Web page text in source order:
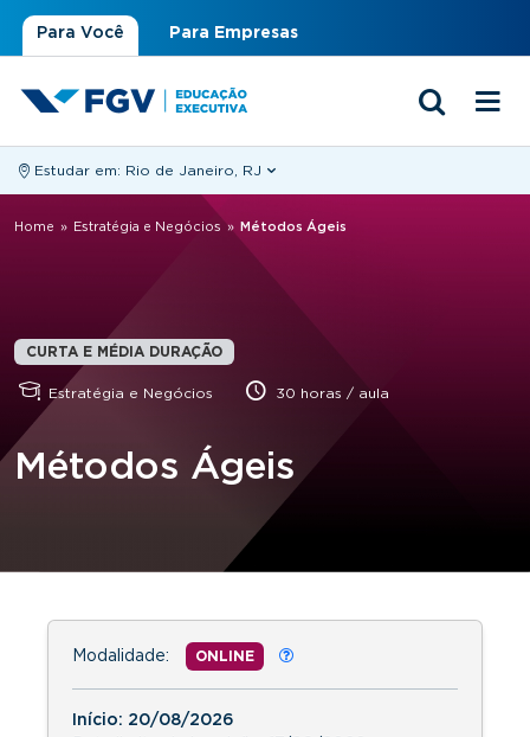
Para Você Para Empresas
Estudar em: Rio de Janeiro, RJ
Você está aqui
Home » Estratégia e Negócios » Métodos Ágeis
CURTA E MÉDIA DURAÇÃO
Estratégia e Negócios 30 horas / aula
Métodos Ágeis
Modalidade: ONLINE
Início: 20/08/2026